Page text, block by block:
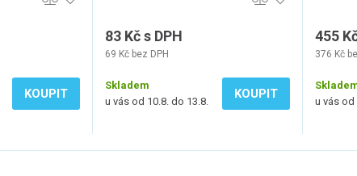
KOUPIT
83 Kč s DPH
69 Kč bez DPH
Skladem
u vás od 10.8. do 13.8.
KOUPIT
455
376 Kč
u vás od